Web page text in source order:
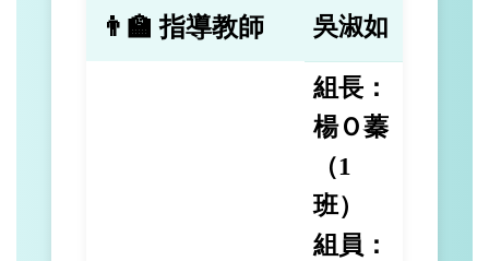
👨‍🏫 指導教師 吳淑如
組長：
楊Ｏ蓁
（1
班）
組員：